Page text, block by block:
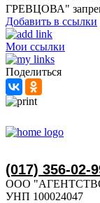
ГРЕВЦОВА"
Добавить в ссылки
Мои ссылки
Поделиться
(017) 356-02-
ООО
УНП 100024047